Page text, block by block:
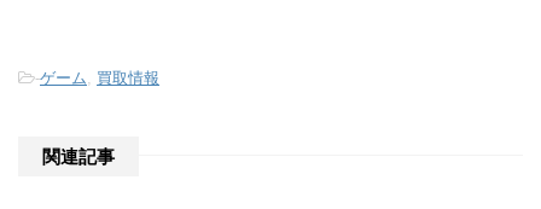
-ゲーム 買取情報
関連記事